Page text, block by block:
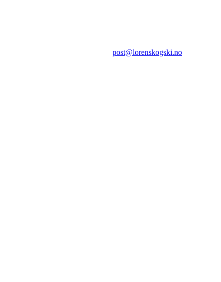
post@lorenskogski.no